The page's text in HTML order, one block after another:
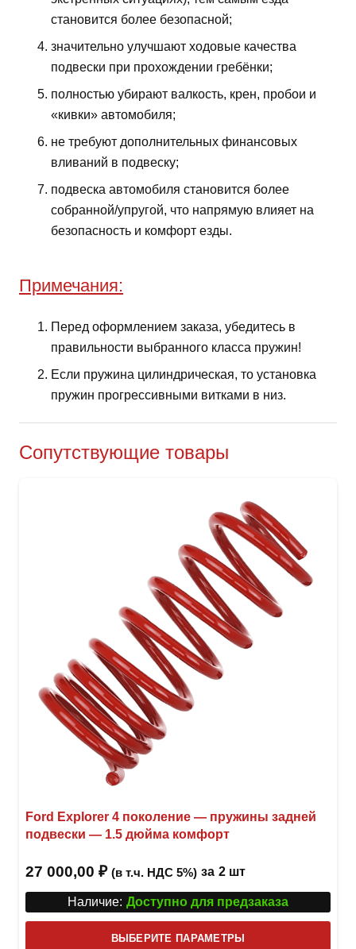
становится более безопасной;
значительно улучшают ходовые качества
подвески при прохождении гребёнки;
полностью убирают валкость, крен, пробои и
«кивки» автомобиля;
не требуют дополнительных финансовых
вливаний в подвеску;
подвеска автомобиля становится более
собранной/упругой, что напрямую влияет на
безопасность и комфорт езды.
Примечания:
Перед оформлением заказа, убедитесь в
правильности выбранного класса пружин!
Если пружина цилиндрическая, то установка
пружин прогрессивными витками в низ.
Сопутствующие товары
Ford Explorer 4 поколение — пружины задней
подвески — 1.5 дюйма комфорт
27 000,00 ₽ (в т.ч. НДС 5%) за 2 шт
Наличие: Доступно для предзаказа
ВЫБЕРИТЕ ПАРАМЕТРЫ